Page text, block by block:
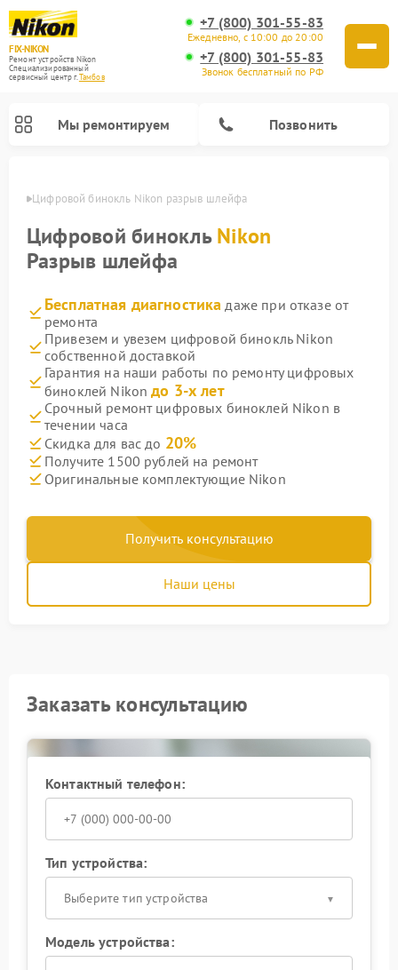
FIX-NIKON
Ремонт устройств Nikon
Специализированный
cервисный центр г.Тамбов
+7 (800) 301-55-83
Ежедневно, с 10:00 до 20:00
+7 (800) 301-55-83
Звонок бесплатный по РФ
Мы ремонтируем Позвонить
Цифровой бинокль Nikon разрыв шлейфа
Цифровой бинокльNikon
Разрыв шлейфа
Бесплатная диагностика даже при отказе от
ремонта
Привезем и увезем цифровой бинокль Nikon
собственной доставкой
Гарантия на наши работы по ремонту цифровых
биноклей Nikonдо 3-х лет
Срочный ремонт цифровых биноклей Nikon в
течении часа
Скидка для вас до 20%
Получите 1500 рублей на ремонт
Оригинальные комплектующие Nikon
Получить консультацию
Наши цены
Заказать консультацию
Контактный телефон:
Тип устройства:
Выберите тип устройства
Модель устройства: